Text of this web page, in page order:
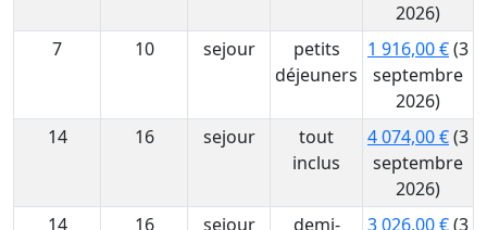
2026)
7
10 sejour
petits
déjeuners
1 916,00 €(3
septembre
2026)
14
16 sejour
tout
inclus
4 074,00 €(3
septembre
2026)
14
16 sejour
demi-
3 026,00 €(3